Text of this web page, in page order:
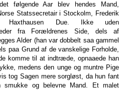
følgende Aar blev hendes Mand,
Statssecretair i Stockolm, Frederik
Haxthausen Due. Ikke uden
fra Forældrenes Side, dels af
Alder (han var dobbelt saa gammel
paa Grund af de vanskelige Forholde,
komme til at indtræde, opnaaede han
medens den unge og muntre Pige
tog Sagen mere sorgløst, da hun fant
smukke og belevne Mand. Et malet